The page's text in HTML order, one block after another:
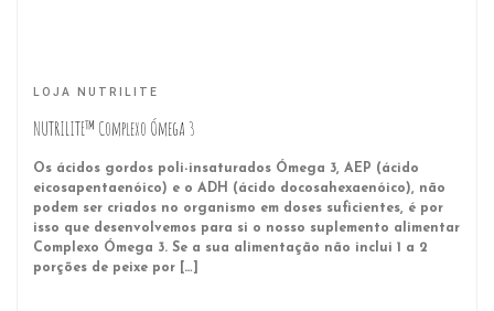
LOJA NUTRILITE
NUTRILITE™ Complexo Ómega 3
Os ácidos gordos poli-insaturados Ómega 3, AEP (ácido
eicosapentaenóico) e o ADH (ácido docosahexaenóico), não
podem ser criados no organismo em doses suficientes, é por
isso que desenvolvemos para si o nosso suplemento alimentar
Complexo Ómega 3. Se a sua alimentação não inclui 1 a 2
porções de peixe por […]